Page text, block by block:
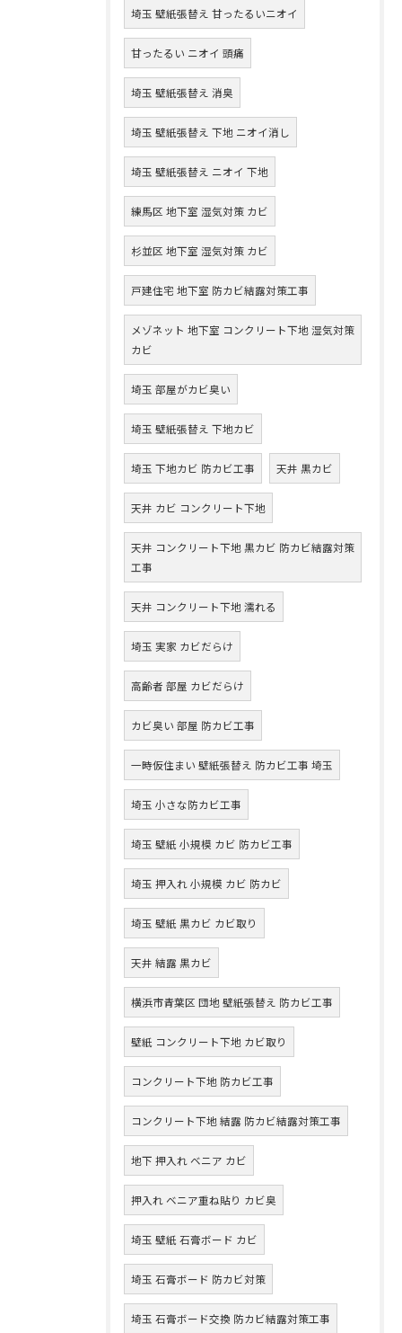
埼玉 壁紙張替え 甘ったるいニオイ
甘ったるい ニオイ 頭痛
埼玉 壁紙張替え 消臭
埼玉 壁紙張替え 下地 ニオイ消し
埼玉 壁紙張替え ニオイ 下地
練馬区 地下室 湿気対策 カビ
杉並区 地下室 湿気対策 カビ
戸建住宅 地下室 防カビ結露対策工事
メゾネット 地下室 コンクリート下地 湿気対策
カビ
埼玉 部屋がカビ臭い
埼玉 壁紙張替え 下地カビ
埼玉 下地カビ 防カビ工事 天井 黒カビ
天井 カビ コンクリート下地
天井 コンクリート下地 黒カビ 防カビ結露対策
工事
天井 コンクリート下地 濡れる
埼玉 実家 カビだらけ
高齢者 部屋 カビだらけ
カビ臭い 部屋 防カビ工事
一時仮住まい 壁紙張替え 防カビ工事 埼玉
埼玉 小さな防カビ工事
埼玉 壁紙 小規模 カビ 防カビ工事
埼玉 押入れ 小規模 カビ 防カビ
埼玉 壁紙 黒カビ カビ取り
天井 結露 黒カビ
横浜市青葉区 団地 壁紙張替え 防カビ工事
壁紙 コンクリート下地 カビ取り
コンクリート下地 防カビ工事
コンクリート下地 結露 防カビ結露対策工事
地下 押入れ ベニア カビ
押入れ ベニア重ね貼り カビ臭
埼玉 壁紙 石膏ボード カビ
埼玉 石膏ボード 防カビ対策
埼玉 石膏ボード交換 防カビ結露対策工事